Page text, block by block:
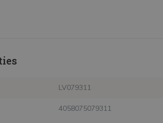
LV079311
4058075079311